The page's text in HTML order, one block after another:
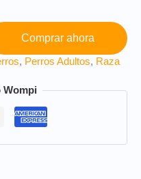
Comprar ahora
, Perros Adultos, Raza
Wompi